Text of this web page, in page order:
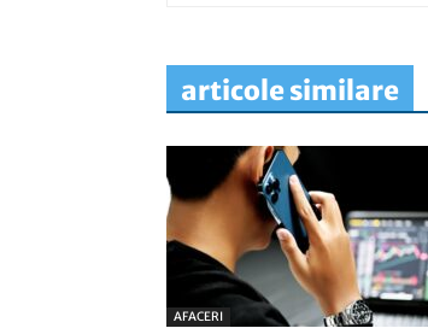
articole similare
AFACERI